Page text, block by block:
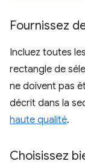
Fournissez
Incluez toutes les
rectangle de
ne doivent pas
décrit dans la
haute qualité.
Choisissez